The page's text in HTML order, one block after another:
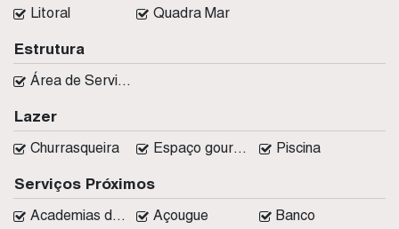
Serviços Próximos
Academias de ginástica Açougue
Banco
Lazer
Churrasqueira Espaço gourmet Piscina
Litoral Quadra Mar
Estrutura
Área de Serviço